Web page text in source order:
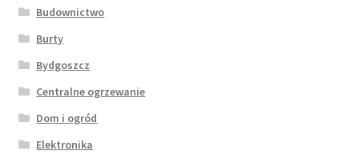
Budownictwo
Burty
Bydgoszcz
Centralne ogrzewanie
Dom i ogród
Elektronika